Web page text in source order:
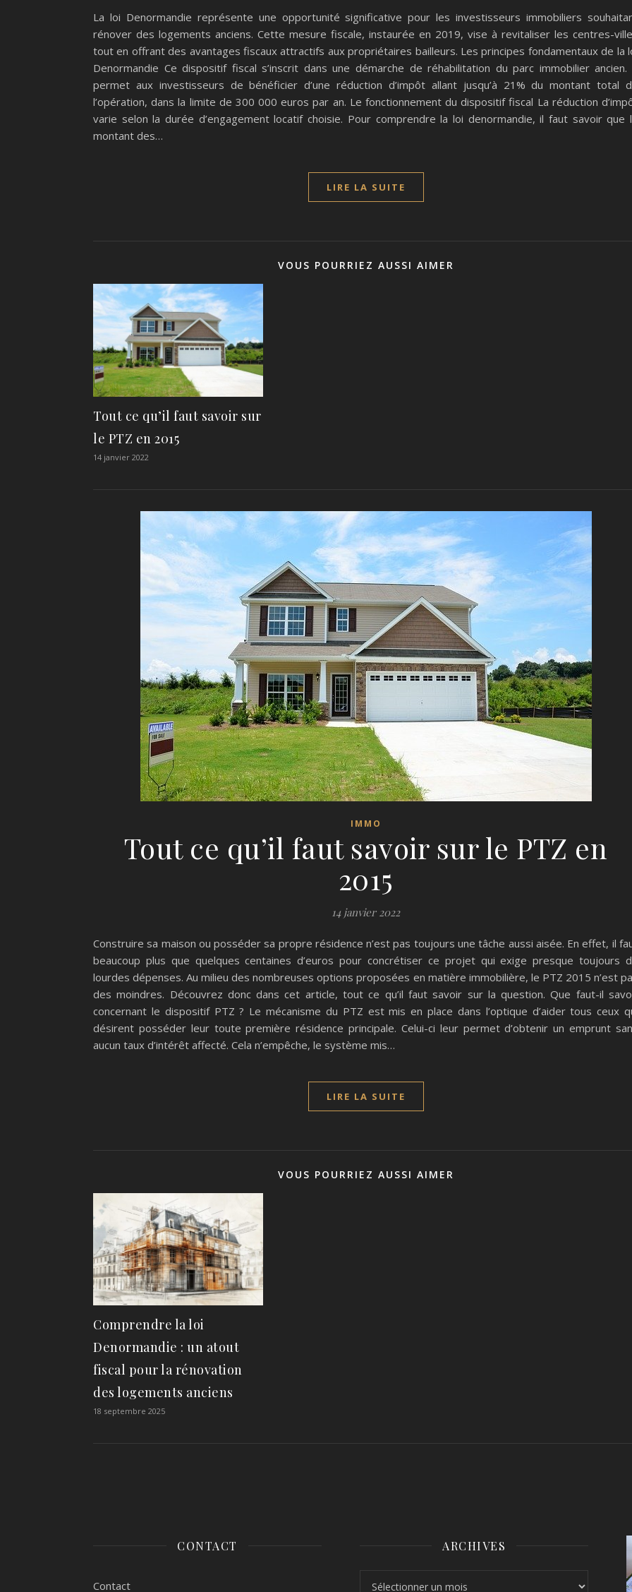
La loi Denormandie représente une opportunité significative pour les investisseurs immobiliers
rénover des logements anciens. Cette mesure fiscale, instaurée en 2019, vise à revitaliser les centres-
tout en offrant des avantages fiscaux attractifs aux propriétaires bailleurs. Les principes fondamentaux de la
Denormandie Ce dispositif fiscal s’inscrit dans une démarche de réhabilitation du parc immobilier ancien.
permet aux investisseurs de bénéficier d’une réduction d’impôt allant jusqu’à 21% du montant total
l’opération, dans la limite de 300 000 euros par an. Le fonctionnement du dispositif fiscal La réduction
varie selon la durée d’engagement locatif choisie. Pour comprendre la loi denormandie, il faut savoir que
montant des…
LIRE LA SUITE
VOUS POURRIEZ AUSSI AIMER
Tout ce qu’il faut savoir sur
le PTZ en 2015
14 janvier 2022
IMMO
Tout ce qu’il faut savoir sur le PTZ en
2015
14 janvier 2022
Construire sa maison ou posséder sa propre résidence n’est pas toujours une tâche aussi aisée. En effet, il
beaucoup plus que quelques centaines d’euros pour concrétiser ce projet qui exige presque toujours
lourdes dépenses. Au milieu des nombreuses options proposées en matière immobilière, le PTZ 2015 n’est
des moindres. Découvrez donc dans cet article, tout ce qu’il faut savoir sur la question. Que faut-il
concernant le dispositif PTZ ? Le mécanisme du PTZ est mis en place dans l’optique d’aider tous ceux
désirent posséder leur toute première résidence principale. Celui-ci leur permet d’obtenir un emprunt
aucun taux d’intérêt affecté. Cela n’empêche, le système mis…
LIRE LA SUITE
VOUS POURRIEZ AUSSI AIMER
Comprendre la loi
Denormandie : un atout
fiscal pour la rénovation
des logements anciens
18 septembre 2025
CONTACT
Contact
ARCHIVES